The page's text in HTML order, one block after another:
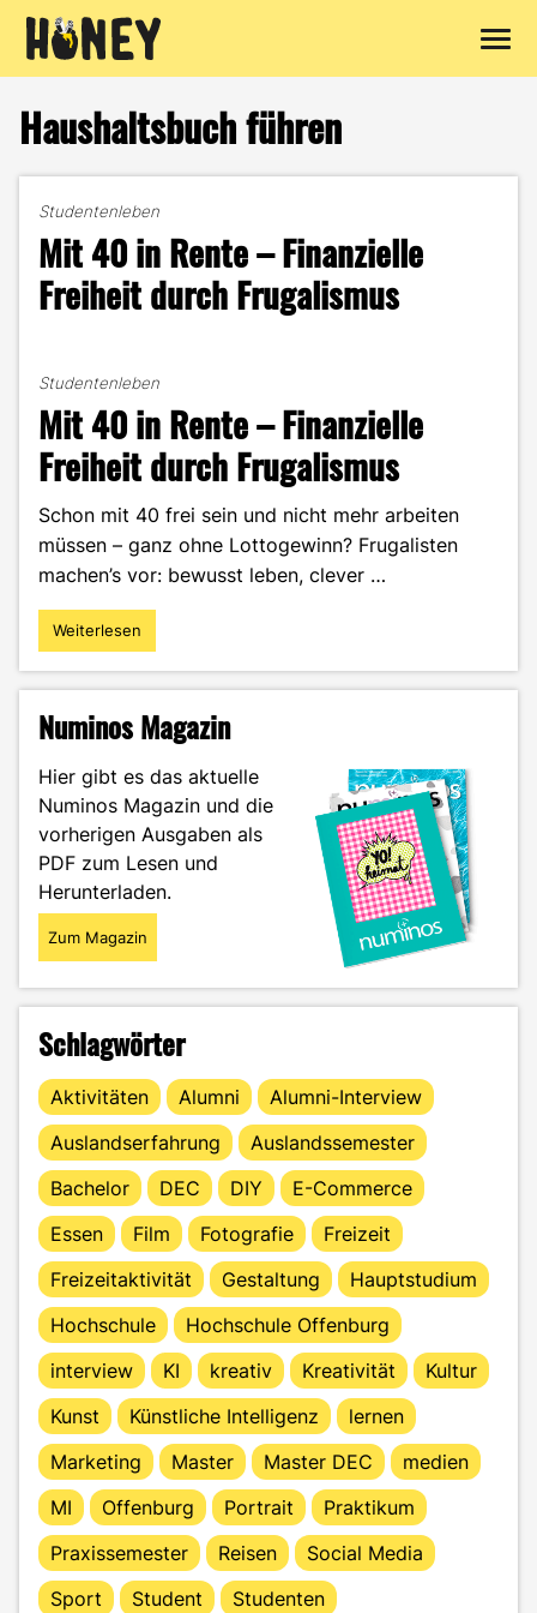
Inhalt
springen
Haushaltsbuch führen
Studentenleben
Mit 40 in Rente – Finanzielle
Freiheit durch Frugalismus
Studentenleben
Mit 40 in Rente – Finanzielle
Freiheit durch Frugalismus
Schon mit 40 frei sein und nicht mehr arbeiten
müssen – ganz ohne Lottogewinn? Frugalisten
machen’s vor: bewusst leben, clever …
"Mit
40
–
Freiheit
durch
Frugalismus"
Weiterlesen
Numinos Magazin
Hier gibt es das aktuelle
Numinos Magazin und die
vorherigen Ausgaben als
PDF zum Lesen und
Herunterladen.
Zum Magazin
Schlagwörter
Aktivitäten Alumni
Alumni-Interview
Auslandserfahrung
Auslandssemester
Bachelor
DEC DIY
E-Commerce
Essen
Film Fotografie
Freizeit
Freizeitaktivität
Gestaltung
Hauptstudium
Hochschule
Hochschule Offenburg
interview
KI kreativ Kreativität
Kultur
Kunst
Künstliche Intelligenz
lernen
Marketing
Master Master DEC
medien
MI
Offenburg Portrait
Praktikum
Praxissemester
Reisen
Social Media
Sport
Student Studenten